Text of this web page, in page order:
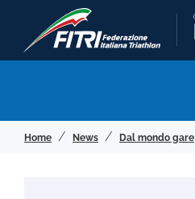
Home News Dal mondo gare